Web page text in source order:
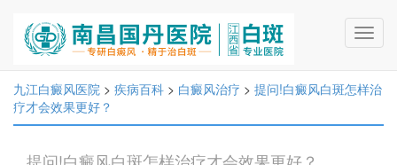
九江白癜风医院 > 疾病百科 > 白癜风治疗 > 提问!白癜风白斑怎样治
疗才会效果更好？